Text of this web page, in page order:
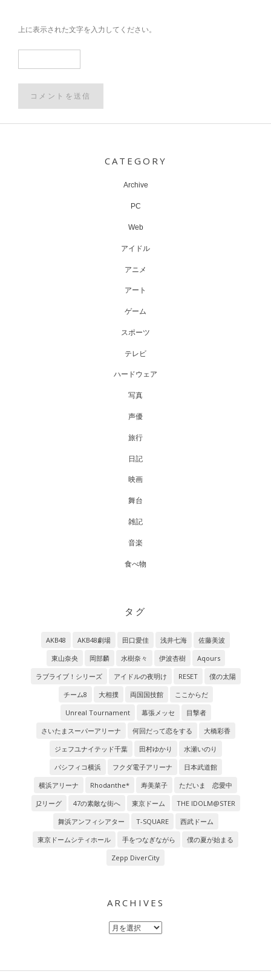
上に表示された文字を入力してください。
CATEGORY
Archive
PC
Web
アイドル
アニメ
アート
ゲーム
スポーツ
テレビ
ハードウェア
写真
声優
旅行
日記
映画
舞台
雑記
音楽
食べ物
タグ
AKB48 AKB48劇場 田口愛佳 浅井七海
佐藤美波
東山奈央
岡部麟 水樹奈々 伊波杏樹
Aqours
ラブライブ！シリーズ
アイドルの夜明け RESET
僕の太陽
チーム8
大相撲 両国国技館
ここからだ
Unreal Tournament
幕張メッセ
目撃者
さいたまスーパーアリーナ
何回だって恋をする
大橋彩香
ジェフユナイテッド千葉
田村ゆかり
水瀬いのり
パシフィコ横浜
フクダ電子アリーナ
日本武道館
横浜アリーナ
Rhodanthe* 寿美菜子
ただいま 恋愛中
J2リーグ
47の素敵な街へ 東京ドーム
THE IDOLM@STER
舞浜アンフィシアター
T-SQUARE
西武ドーム
東京ドームシティホール
手をつなぎながら
僕の夏が始まる
Zepp DiverCity
ARCHIVES
Archives